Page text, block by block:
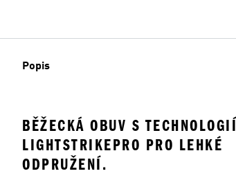
Popis
BĚŽECKÁ OBUV S TECHNOLOGIÍ
LIGHTSTRIKEPRO PRO LEHKÉ
ODPRUŽENÍ.